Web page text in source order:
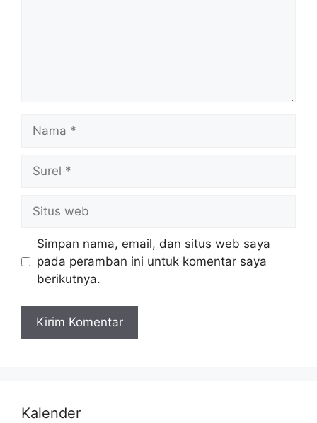
Simpan nama, email, dan situs web saya
pada peramban ini untuk komentar saya
berikutnya.
Kalender